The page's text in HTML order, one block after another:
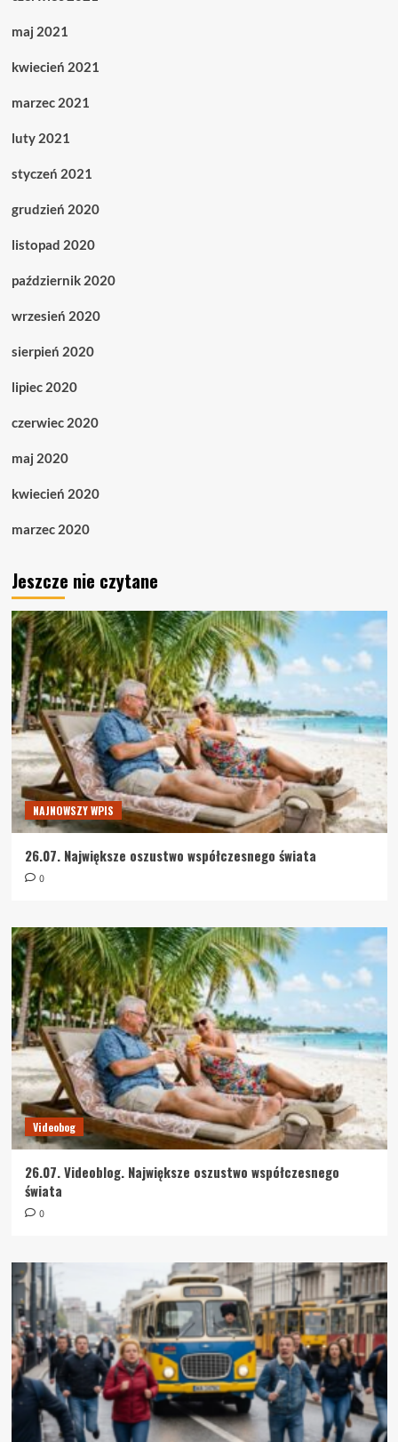
maj 2021
kwiecień 2021
marzec 2021
luty 2021
styczeń 2021
grudzień 2020
listopad 2020
październik 2020
wrzesień 2020
sierpień 2020
lipiec 2020
czerwiec 2020
maj 2020
kwiecień 2020
marzec 2020
Jeszcze nie czytane
NAJNOWSZY WPIS
26.07. Największe oszustwo współczesnego świata
0
Videobog
26.07. Videoblog. Największe oszustwo współczesnego
świata
0